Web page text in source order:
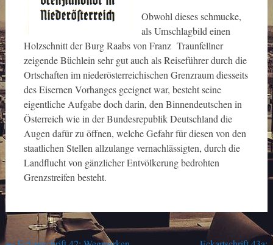
Obwohl dieses schmucke,
als Umschlagbild einen
Holzschnitt der Burg Raabs von Franz Traunfellner
zeigende Büchlein sehr gut auch als Reiseführer durch die
Ortschaften im niederösterreichischen Grenzraum diesseits
des Eisernen Vorhanges geeignet war, besteht seine
eigentliche Aufgabe doch darin, den Binnendeutschen in
Österreich wie in der Bundesrepublik Deutschland die
Augen dafür zu öffnen, welche Gefahr für diesen von den
staatlichen Stellen allzulange vernachlässigten, durch die
Landflucht von gänzlicher Entvölkerung bedrohten
Grenzstreifen besteht.